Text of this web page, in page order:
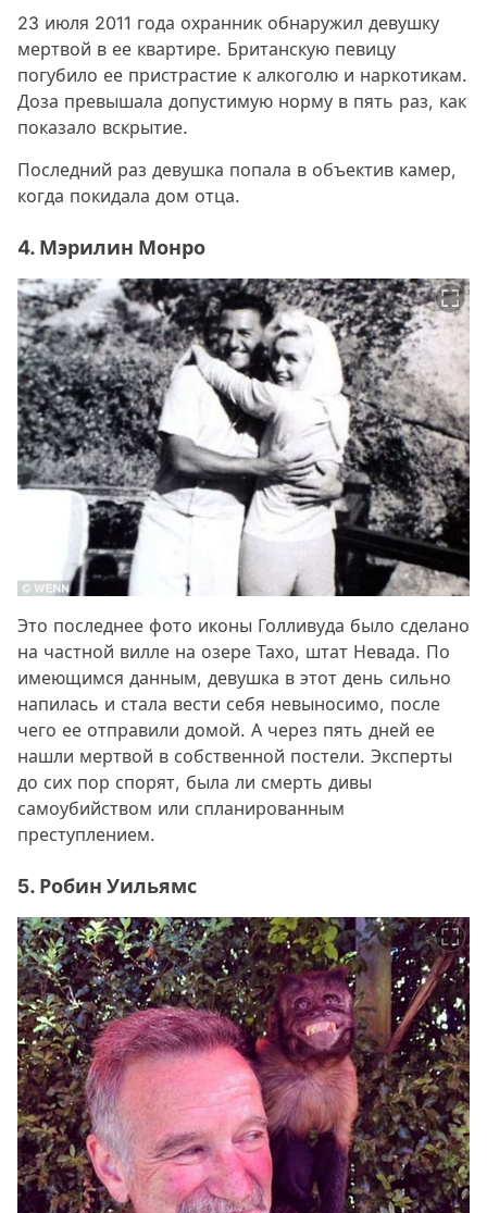
23 июля 2011 года охранник обнаружил девушку
мертвой в ее квартире. Британскую певицу
погубило ее пристрастие к алкоголю и наркотикам.
Доза превышала допустимую норму в пять раз, как
показало вскрытие.
Последний раз девушка попала в объектив камер,
когда покидала дом отца.
4. Мэрилин Монро
Это последнее фото иконы Голливуда было сделано
на частной вилле на озере Тахо, штат Невада. По
имеющимся данным, девушка в этот день сильно
напилась и стала вести себя невыносимо, после
чего ее отправили домой. А через пять дней ее
нашли мертвой в собственной постели. Эксперты
до сих пор спорят, была ли смерть дивы
самоубийством или спланированным
преступлением.
5. Робин Уильямс